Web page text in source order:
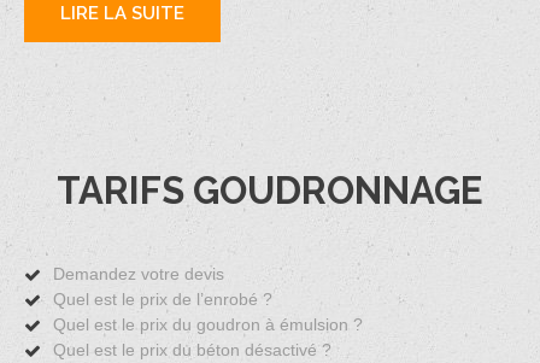
LIRE LA SUITE
TARIFS GOUDRONNAGE
Demandez votre devis
Quel est le prix de l’enrobé ?
Quel est le prix du goudron à émulsion ?
Quel est le prix du béton désactivé ?